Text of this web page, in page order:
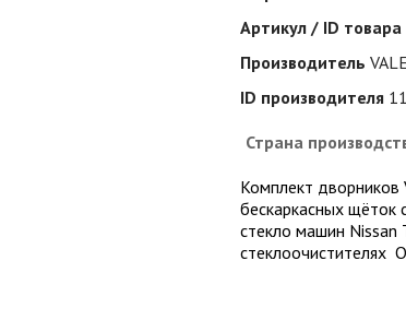
Артикул / ID товара
Производитель
ID производителя
Страна
Комплект
бескаркасных щёток
стекло машин Nissan